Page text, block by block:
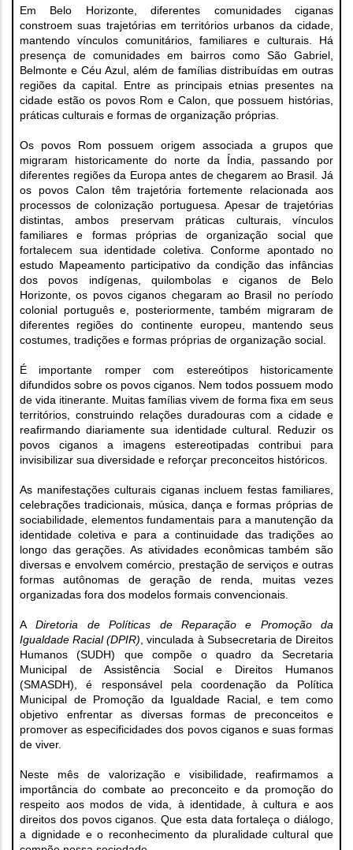
Em Belo Horizonte, diferentes comunidades ciganas
constroem suas trajetórias em territórios urbanos da cidade,
mantendo vínculos comunitários, familiares e culturais. Há
presença de comunidades em bairros como São Gabriel,
Belmonte e Céu Azul, além de famílias distribuídas em outras
regiões da capital. Entre as principais etnias presentes na
cidade estão os povos Rom e Calon, que possuem histórias,
práticas culturais e formas de organização próprias.
Os povos Rom possuem origem associada a grupos que
migraram historicamente do norte da Índia, passando por
diferentes regiões da Europa antes de chegarem ao Brasil. Já
os povos Calon têm trajetória fortemente relacionada aos
processos de colonização portuguesa. Apesar de trajetórias
distintas, ambos preservam práticas culturais, vínculos
familiares e formas próprias de organização social que
fortalecem sua identidade coletiva. Conforme apontado no
estudo Mapeamento participativo da condição das infâncias
dos povos indígenas, quilombolas e ciganos de Belo
Horizonte, os povos ciganos chegaram ao Brasil no período
colonial português e, posteriormente, também migraram de
diferentes regiões do continente europeu, mantendo seus
costumes, tradições e formas próprias de organização social.
É importante romper com estereótipos historicamente
difundidos sobre os povos ciganos. Nem todos possuem modo
de vida itinerante. Muitas famílias vivem de forma fixa em seus
territórios, construindo relações duradouras com a cidade e
reafirmando diariamente sua identidade cultural. Reduzir os
povos ciganos a imagens estereotipadas contribui para
invisibilizar sua diversidade e reforçar preconceitos históricos.
As manifestações culturais ciganas incluem festas familiares,
celebrações tradicionais, música, dança e formas próprias de
sociabilidade, elementos fundamentais para a manutenção da
identidade coletiva e para a continuidade das tradições ao
longo das gerações. As atividades econômicas também são
diversas e envolvem comércio, prestação de serviços e outras
formas autônomas de geração de renda, muitas vezes
organizadas fora dos modelos formais convencionais.
ADiretoria de Políticas de Reparação e Promoção da
Igualdade Racial (DPIR) , vinculada à Subsecretaria de Direitos
Humanos (SUDH) que compõe o quadro da Secretaria
Municipal de Assistência Social e Direitos Humanos
(SMASDH), é responsável pela coordenação da Política
Municipal de Promoção da Igualdade Racial, e tem como
objetivo enfrentar as diversas formas de preconceitos e
promover as especificidades dos povos ciganos e suas formas
de viver.
Neste mês de valorização e visibilidade, reafirmamos a
importância do combate ao preconceito e da promoção do
respeito aos modos de vida, à identidade, à cultura e aos
direitos dos povos ciganos. Que esta data fortaleça o diálogo,
a dignidade e o reconhecimento da pluralidade cultural que